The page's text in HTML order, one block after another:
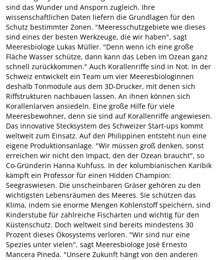
sind das Wunder und Ansporn zugleich. Ihre
wissenschaftlichen Daten liefern die Grundlagen für den
Schutz bestimmter Zonen. "Meeresschutzgebiete wie dieses
sind eines der besten Werkzeuge, die wir haben", sagt
Meeresbiologe Lukas Müller. "Denn wenn ich eine große
Fläche Wasser schütze, dann kann das Leben im Ozean ganz
schnell zurückkommen." Auch Korallenriffe sind in Not. In der
Schweiz entwickelt ein Team um vier Meeresbiologinnen
deshalb Tonmodule aus dem 3D-Drucker, mit denen sich
Riffstrukturen nachbauen lassen. An ihnen können sich
Korallenlarven ansiedeln. Eine große Hilfe für viele
Meeresbewohner, denn sie sind auf Korallenriffe angewiesen.
Das innovative Stecksystem des Schweizer Start-ups kommt
weltweit zum Einsatz. Auf den Philippinen entsteht nun eine
eigene Produktionsanlage. "Wir müssen groß denken, sonst
erreichen wir nicht den Impact, den der Ozean braucht", so
Co-Gründerin Hanna Kuhfuss. In der kolumbianischen Karibik
kämpft ein Professor für einen Hidden Champion:
Seegraswiesen. Die unscheinbaren Gräser gehören zu den
wichtigsten Lebensräumen des Meeres. Sie schützen das
Klima, indem sie enorme Mengen Kohlenstoff speichern, sind
Kinderstube für zahlreiche Fischarten und wichtig für den
Küstenschutz. Doch weltweit sind bereits mindestens 30
Prozent dieses Ökosystems verloren. "Wir sind nur eine
Spezies unter vielen", sagt Meeresbiologe José Ernesto
Mancera Pineda. "Unsere Zukunft hängt von den anderen